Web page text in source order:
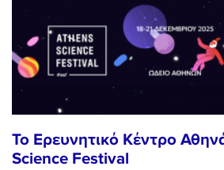
Το Ερευνητικό Κέντρο
Science Festival